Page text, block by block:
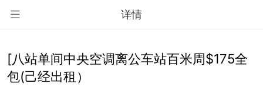
详情
[八站单间中央空调离公车站百米周$175全
包(己经出租）